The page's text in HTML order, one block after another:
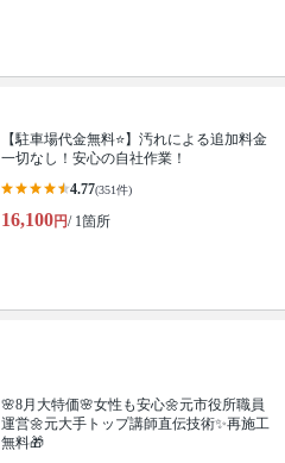
【駐車場代金無料⭐️】汚れによる追加料金
一切なし！安心の自社作業！
4.77(351件)
16,100円/ 1箇所
🌸8月大特価🌸女性も安心🌼元市役所職員
運営🌼元大手トップ講師直伝技術✨再施工
無料🎁